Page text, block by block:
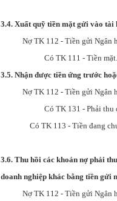
3.4. Xuất quỹ tiền mặt gửi vào tài
Nợ TK 112 - Tiền gửi Ngân
Có TK 111 - Tiền mặt.
3.5. Nhận được tiền ứng trước
Nợ TK 112 - Tiền gửi Ngân
Có TK 131 - Phải thu của
Có TK 113 - Tiền đang
3.6. Thu hồi các khoản nợ phải
doanh nghiệp khác bằng tiền gửi
Nợ TK 112 - Tiền gửi Ngân